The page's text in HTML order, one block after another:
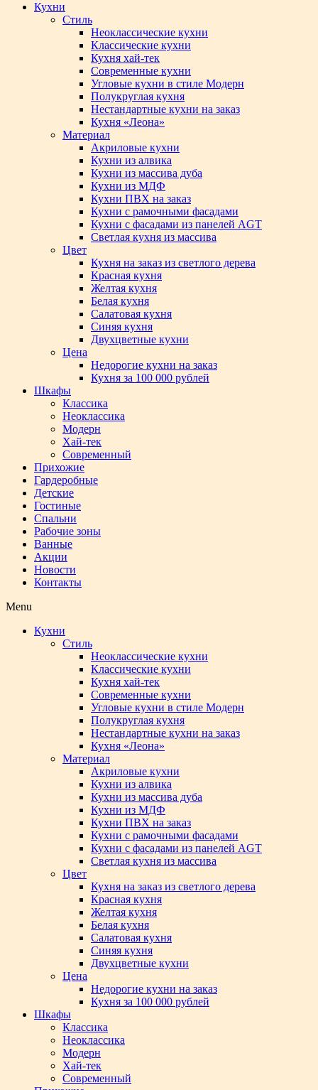
Кухни
Стиль
Неоклассические кухни
Классические кухни
Кухня хай-тек
Современные кухни
Угловые кухни в стиле Модерн
Полукруглая кухня
Нестандартные кухни на заказ
Кухня «Леона»
Материал
Акриловые кухни
Кухни из алвика
Кухни из массива дуба
Кухни из МДФ
Кухни ПВХ на заказ
Кухни с рамочными фасадами
Кухни с фасадами из панелей AGT
Светлая кухня из массива
Цвет
Кухня на заказ из светлого дерева
Красная кухня
Желтая кухня
Белая кухня
Салатовая кухня
Синяя кухня
Двухцветные кухни
Цена
Недорогие кухни на заказ
Кухня за 100 000 рублей
Шкафы
Классика
Неоклассика
Модерн
Хай-тек
Современный
Прихожие
Гардеробные
Детские
Гостиные
Спальни
Рабочие зоны
Ванные
Акции
Новости
Контакты
Menu
Кухни
Стиль
Неоклассические кухни
Классические кухни
Кухня хай-тек
Современные кухни
Угловые кухни в стиле Модерн
Полукруглая кухня
Нестандартные кухни на заказ
Кухня «Леона»
Материал
Акриловые кухни
Кухни из алвика
Кухни из массива дуба
Кухни из МДФ
Кухни ПВХ на заказ
Кухни с рамочными фасадами
Кухни с фасадами из панелей AGT
Светлая кухня из массива
Цвет
Кухня на заказ из светлого дерева
Красная кухня
Желтая кухня
Белая кухня
Салатовая кухня
Синяя кухня
Двухцветные кухни
Цена
Недорогие кухни на заказ
Кухня за 100 000 рублей
Шкафы
Классика
Неоклассика
Модерн
Хай-тек
Современный